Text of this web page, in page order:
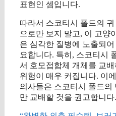
표현인 셈입니다.
따라서 스코티시 폴드의
으로만 보지 말고, 이 고양
은 심각한 질병에 노출되
요합니다. 특히, 스코티시
서 호모접합체 개체를 교
위험이 매우 커집니다. 이
의사들은 스코티시 폴드의
만 교배할 것을 권고합니다.